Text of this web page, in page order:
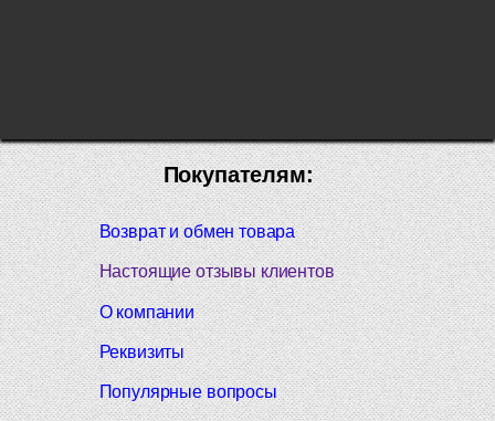
Покупателям:
Возврат и обмен товара
Настоящие отзывы клиентов
О компании
Реквизиты
Популярные вопросы